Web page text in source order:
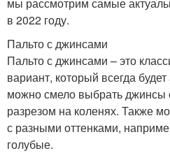
в 2022 году.
Пальто с джинсами
Пальто с джинсами – это
вариант, который всегда
можно смело выбрать джинсы
разрезом на коленях. Также
с разными оттенками,
голубые.